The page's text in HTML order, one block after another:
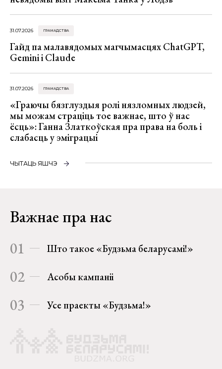
31.07.2026 ГРАМАДСТВА
Гайд па малавядомых магчымасцях ChatGPT,
Gemini і Claude
31.07.2026 ГРАМАДСТВА
«Граючы бязглуздыя ролі нязломных людзей,
мы можам страціць тое важнае, што ў нас
ёсць»: Ганна Златкоўская пра права на боль і
слабасць у эміграцыі
ЧЫТАЦЬ ЯШЧЭ
Важнае пра нас
01 Што такое «Будзьма беларусамі!»
02 Асобы кампаніі
03 Усе праекты «Будзьма!»